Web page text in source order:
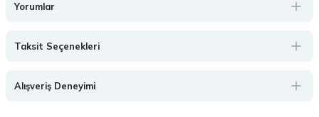
Yorumlar
Taksit Seçenekleri
Alışveriş Deneyimi